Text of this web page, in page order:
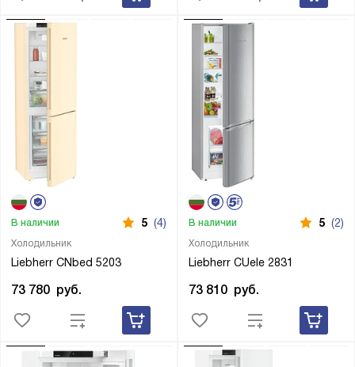
Холодильник
Liebherr CNbed 5203
В наличии 5 (4)
73 780 руб.
Холодильник
Liebherr CUele 2831
В наличии 5 (2)
73 810 руб.